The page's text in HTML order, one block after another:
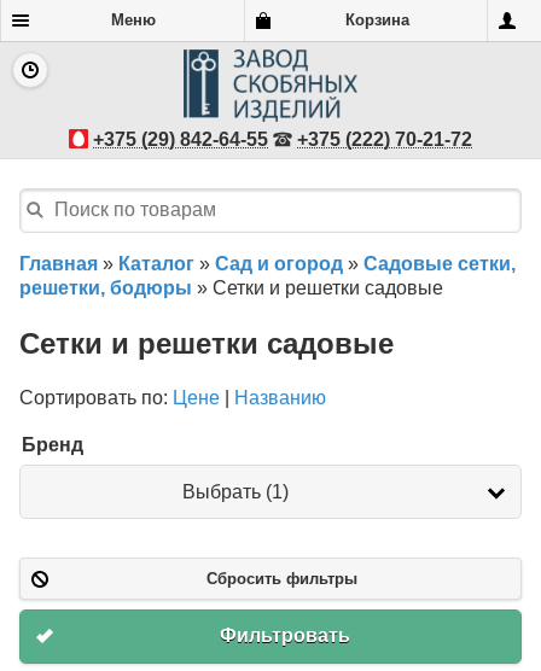
Меню Корзина
+375 (29) 842-64-55 +375 (222) 70-21-72
Главная » Каталог » Сад и огород » Садовые сетки,
решетки, бодюры » Сетки и решетки садовые
Сетки и решетки садовые
Сортировать по: Цене Названию
Бренд
Выбрать (1)
Сбросить фильтры
Фильтровать